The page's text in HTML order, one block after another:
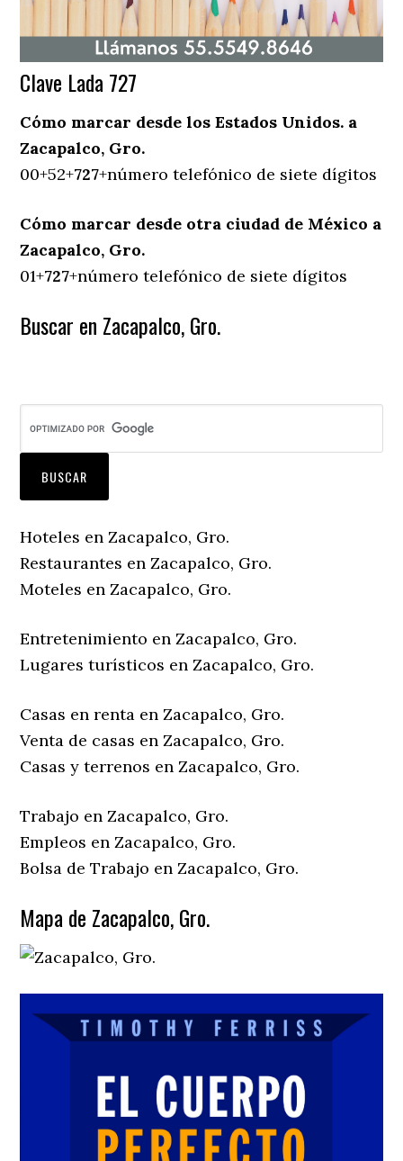
Clave Lada 727
Cómo marcar desde los Estados Unidos. a
Zacapalco, Gro.
00+52+727+número telefónico de siete dígitos
Cómo marcar desde otra ciudad de México a
Zacapalco, Gro.
01+727+número telefónico de siete dígitos
Buscar en Zacapalco, Gro.
Hoteles en Zacapalco, Gro.
Restaurantes en Zacapalco, Gro.
Moteles en Zacapalco, Gro.
Entretenimiento en Zacapalco, Gro.
Lugares turísticos en Zacapalco, Gro.
Casas en renta en Zacapalco, Gro.
Venta de casas en Zacapalco, Gro.
Casas y terrenos en Zacapalco, Gro.
Trabajo en Zacapalco, Gro.
Empleos en Zacapalco, Gro.
Bolsa de Trabajo en Zacapalco, Gro.
Mapa de Zacapalco, Gro.